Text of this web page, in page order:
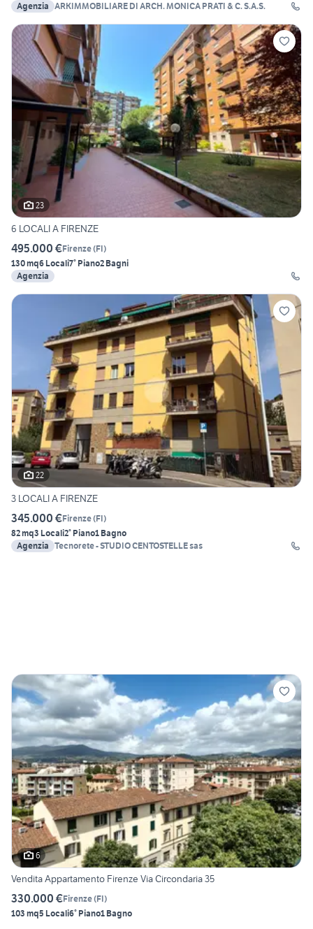
Agenzia ARKIMMOBILIARE DI ARCH. MONICA PRATI & C. S.A.S.
23
6 LOCALI A FIRENZE
495.000 €Firenze(FI)
130 mq6 Locali7° Piano2 Bagni
Agenzia
22
3 LOCALI A FIRENZE
345.000 €Firenze(FI)
82 mq3 Locali2° Piano1 Bagno
Agenzia Tecnorete - STUDIO CENTOSTELLE sas
6
Vendita Appartamento Firenze Via Circondaria 35
330.000 €Firenze(FI)
103 mq5 Locali6° Piano1 Bagno